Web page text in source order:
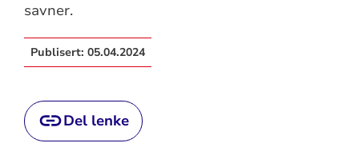
savner.
Publisert: 05.04.2024
Del lenke